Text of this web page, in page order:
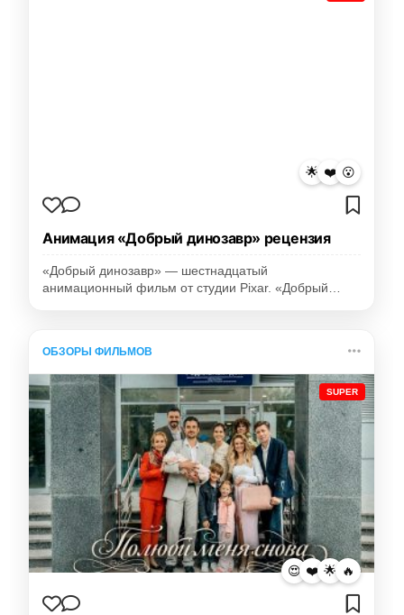
🌟 ❤️ 😮
Анимация «Добрый динозавр» рецензия
«Добрый динозавр» — шестнадцатый
анимационный фильм от студии Pixar. «Добрый…
ОБЗОРЫ ФИЛЬМОВ
SUPER
😍 ❤️ 🌟 🔥